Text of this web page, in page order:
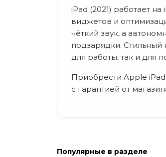
iPad (2021) работает
виджетов и
чёткий звук, а
подзарядки. Стильный
для работы, так и для
Приобрести Apple iPad
с гарантией от
Популярные в разделе